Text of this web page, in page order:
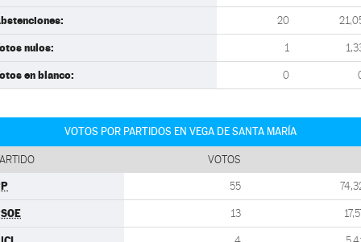
20
nulos: 1
en blanco: 0
VOTOS POR PARTIDOS EN VEGA DE SANTA MARÍA
VOTOS
55
13